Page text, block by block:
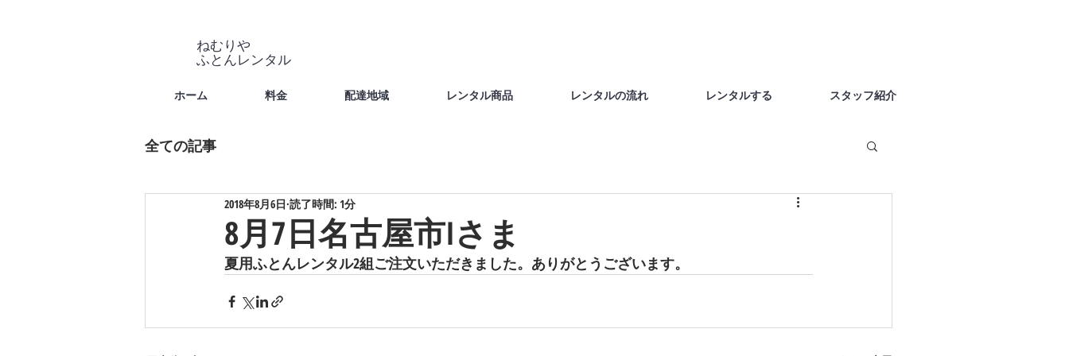
ホーム 料金 配達地域 レンタル商品 レンタルの流れ レンタルする スタッフ紹介
ねむりや
​ふとんレンタル
全ての記事
8月7日名古屋市Iさま
2018年8月6日 読了時間: 1分
夏用ふとんレンタル2組ご注文いただきました。ありがとうございます。